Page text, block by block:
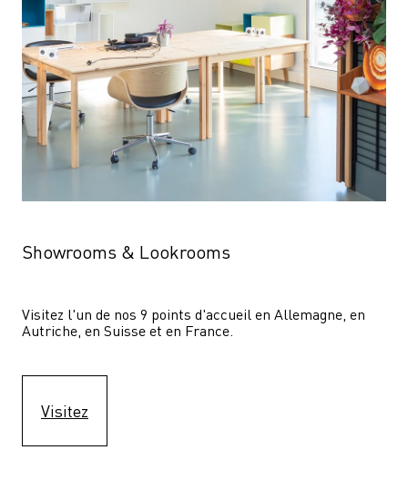
Showrooms & Lookrooms
Visitez l'un de nos 9 points d'accueil en Allemagne, en
Autriche, en Suisse et en France.
Visitez